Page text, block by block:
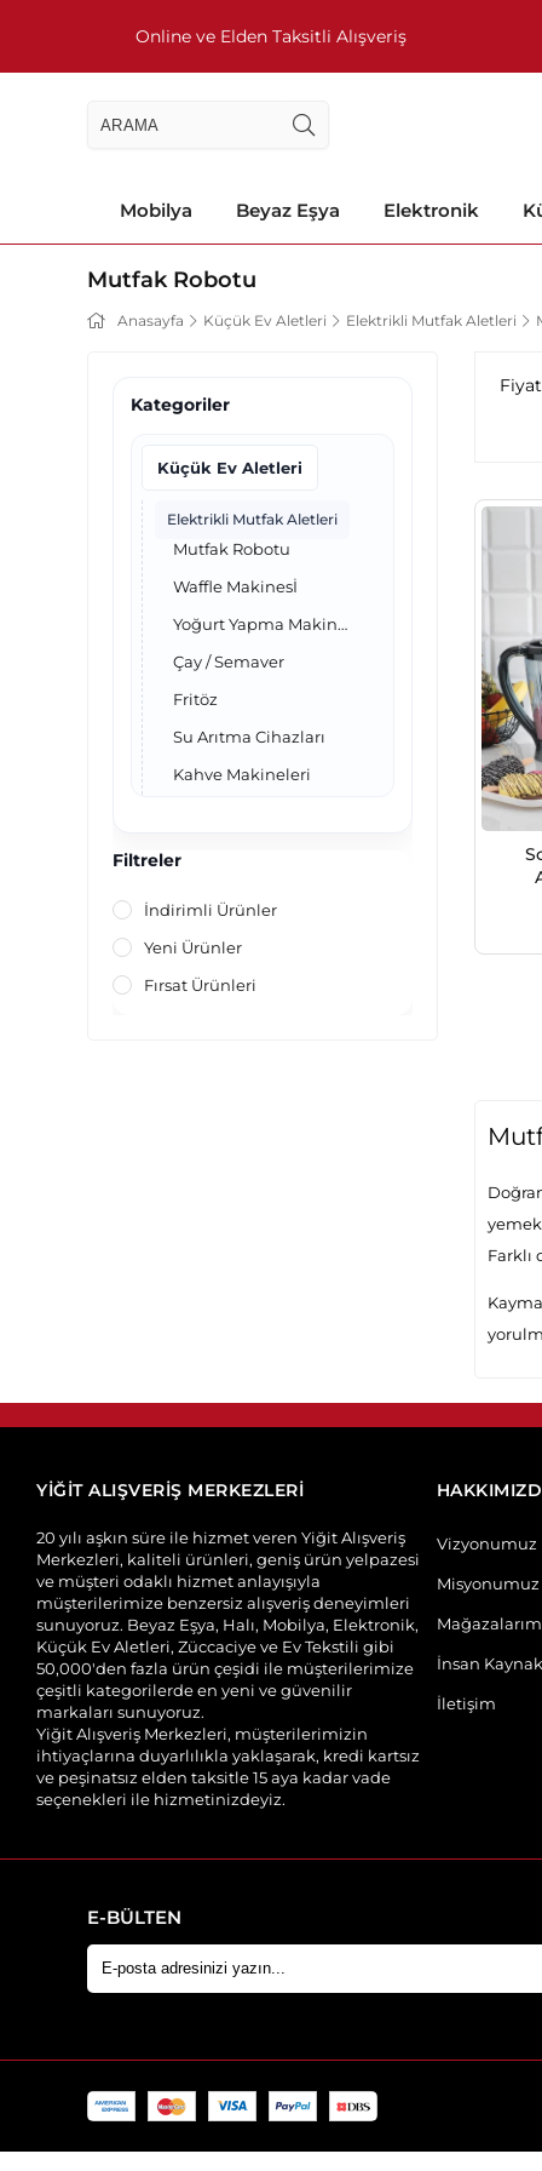
Online ve Elden Taksitli Alışveriş
Mobilya Beyaz Eşya Elektronik
Mutfak Robotu
Anasayfa Küçük Ev Aletleri Elektrikli Mutfak Aletleri
Kategoriler
Küçük Ev Aletleri
Elektrikli Mutfak Aletleri
Mutfak Robotu
Waffle Makinesİ
Yoğurt Yapma Makineleri
Çay / Semaver
Fritöz
Su Arıtma Cihazları
Kahve Makineleri
Filtreler
İndirimli Ürünler
Yeni Ürünler
Fırsat Ürünleri
yemek
Farklı
YİĞİT ALIŞVERİŞ MERKEZLERİ
20 yılı aşkın süre ile hizmet veren Yiğit Alışveriş
Merkezleri, kaliteli ürünleri, geniş ürün yelpazesi
ve müşteri odaklı hizmet anlayışıyla
müşterilerimize benzersiz alışveriş deneyimleri
sunuyoruz. Beyaz Eşya, Halı, Mobilya, Elektronik,
Küçük Ev Aletleri, Züccaciye ve Ev Tekstili gibi
50,000'den fazla ürün çeşidi ile müşterilerimize
çeşitli kategorilerde en yeni ve güvenilir
markaları sunuyoruz.
Yiğit Alışveriş Merkezleri, müşterilerimizin
ihtiyaçlarına duyarlılıkla yaklaşarak, kredi kartsız
ve peşinatsız elden taksitle 15 aya kadar vade
seçenekleri ile hizmetinizdeyiz.
Vizyonumuz
Misyonumuz
İnsan
İletişim
E-BÜLTEN